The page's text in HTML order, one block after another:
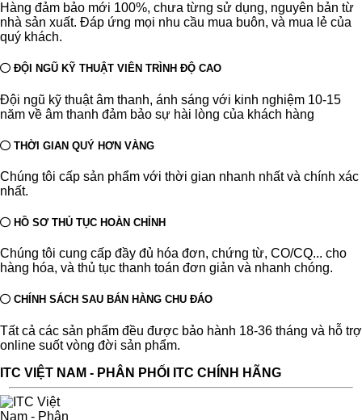
Hàng đảm bảo mới 100%, chưa từng sử dụng, nguyên bản từ
nhà sản xuất. Đáp ứng mọi nhu cầu mua buôn, và mua lẻ của
quý khách.
ĐỘI NGŨ KỸ THUẬT VIÊN TRÌNH ĐỘ CAO
Đội ngũ kỹ thuật âm thanh, ánh sáng với kinh nghiệm 10-15
năm về âm thanh đảm bảo sự hài lòng của khách hàng
THỜI GIAN QUÝ HƠN VÀNG
Chúng tôi cấp sản phẩm với thời gian nhanh nhất và chính xác
nhất.
HỒ SƠ THỦ TỤC HOÀN CHỈNH
Chúng tôi cung cấp đầy đủ hóa đơn, chứng từ, CO/CQ... cho
hàng hóa, và thủ tục thanh toán đơn giản và nhanh chóng.
CHÍNH SÁCH SAU BÁN HÀNG CHU ĐÁO
Tất cả các sản phẩm đều được bảo hành 18-36 tháng và hỗ trợ
online suốt vòng đời sản phẩm.
ITC VIỆT NAM - PHÂN PHỐI ITC CHÍNH HÃNG